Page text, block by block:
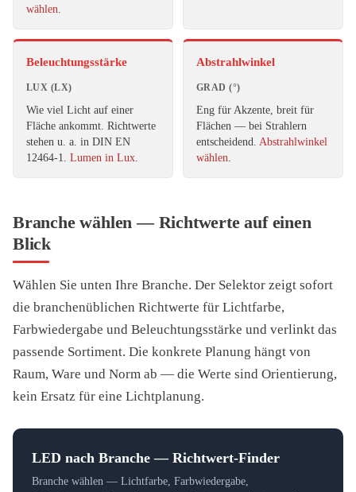
wählen.
Beleuchtungsstärke
LUX (LX)
Wie viel Licht auf einer
Fläche ankommt. Richtwerte
stehen u. a. in DIN EN
12464-1. Lumen in Lux.
Abstrahlwinkel
GRAD (°)
Eng für Akzente, breit für
Flächen — bei Strahlern
entscheidend. Abstrahlwinkel
wählen.
Branche wählen — Richtwerte auf einen
Blick
Wählen Sie unten Ihre Branche. Der Selektor zeigt sofort
die branchenüblichen Richtwerte für Lichtfarbe,
Farbwiedergabe und Beleuchtungsstärke und verlinkt das
passende Sortiment. Die konkrete Planung hängt von
Raum, Ware und Norm ab — die Werte sind Orientierung,
kein Ersatz für eine Lichtplanung.
LED nach Branche — Richtwert-Finder
Branche wählen — Lichtfarbe, Farbwiedergabe,